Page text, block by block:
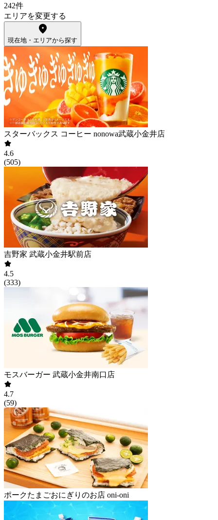
242件
エリアを変更する
現在地・エリアから探す
スターバックス コーヒー nonowa武蔵小金井店
4.6
(505)
吉野家 武蔵小金井駅前店
4.5
(333)
モスバーガー 武蔵小金井南口店
4.7
(59)
ポークたまごおにぎりのお店 oni-oni